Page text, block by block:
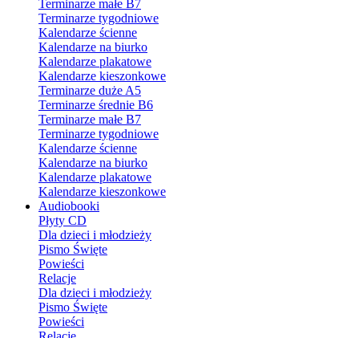
Terminarze małe B7
Terminarze tygodniowe
Kalendarze ścienne
Kalendarze na biurko
Kalendarze plakatowe
Kalendarze kieszonkowe
Terminarze duże A5
Terminarze średnie B6
Terminarze małe B7
Terminarze tygodniowe
Kalendarze ścienne
Kalendarze na biurko
Kalendarze plakatowe
Kalendarze kieszonkowe
Audiobooki
Płyty CD
Dla dzieci i młodzieży
Pismo Święte
Powieści
Relacje
Dla dzieci i młodzieży
Pismo Święte
Powieści